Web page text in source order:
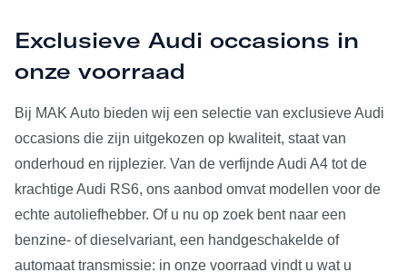
Exclusieve Audi occasions in
onze voorraad
Bij MAK Auto bieden wij een selectie van exclusieve Audi
occasions die zijn uitgekozen op kwaliteit, staat van
onderhoud en rijplezier. Van de verfijnde Audi A4 tot de
krachtige Audi RS6, ons aanbod omvat modellen voor de
echte autoliefhebber. Of u nu op zoek bent naar een
benzine- of dieselvariant, een handgeschakelde of
automaat transmissie: in onze voorraad vindt u wat u